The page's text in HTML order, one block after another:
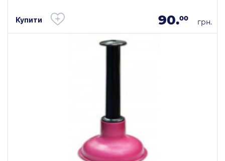
Купити 90.00 грн.